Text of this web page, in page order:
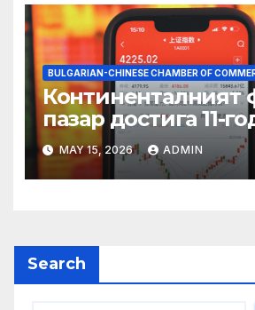
BULGARIAN-CHINESE CHAMBER OF
Континенталният
пазар достига 11-
връх
MAY 15, 2026 ADMIN
Search